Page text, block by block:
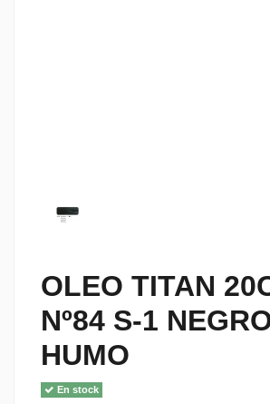
OLEO TITAN
Nº84 S-1
HUMO
En stock